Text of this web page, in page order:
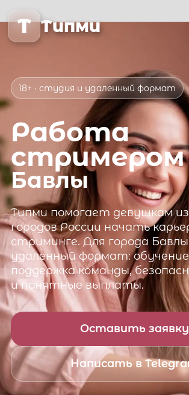
T Типми
18+ · студия и удаленный формат
Работа
стримером
Бавлы
Типмипомогает девушкам
городов России начать
стриминге. Для города Бавлы
удаленный формат: обучение
поддержка команды,
и понятные выплаты.
Оставить заявку
Написать в